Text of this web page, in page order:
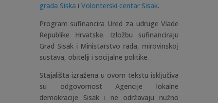
grada Siska i Volonterski centar Sisak.
Program sufinancira Ured za udruge Vlade
Republike Hrvatske. Izložbu sufinanciraju
Grad Sisak i Ministarstvo rada, mirovinskoj
sustava, obitelji i socijalne politike.
Stajališta izražena u ovom tekstu isključiva
su odgovornost Agencije lokalne
demokracije Sisak i ne održavaju nužno